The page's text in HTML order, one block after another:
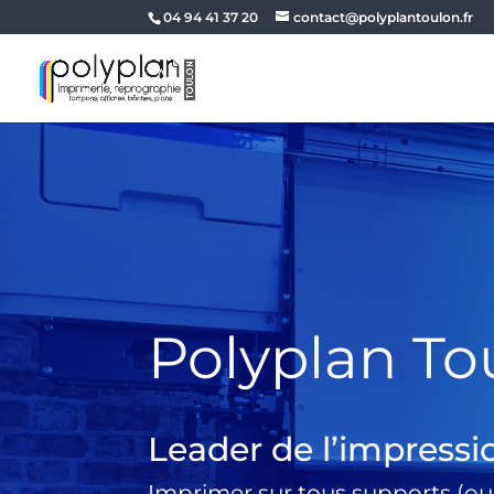
04 94 41 37 20 contact@polyplantoulon.fr
Polyplan
Leader de